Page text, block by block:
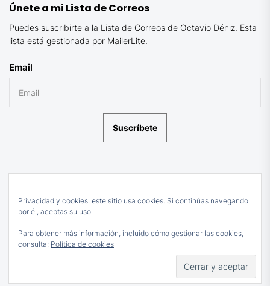
Únete a mi Lista de Correos
Puedes suscribirte a la Lista de Correos de Octavio Déniz. Esta
lista está gestionada por MailerLite.
Email
Suscríbete
Subir
Privacidad y cookies: este sitio usa cookies. Si continúas navegando
por él, aceptas su uso.
Para obtener más información, incluido cómo gestionar las cookies,
consulta: Política de cookies